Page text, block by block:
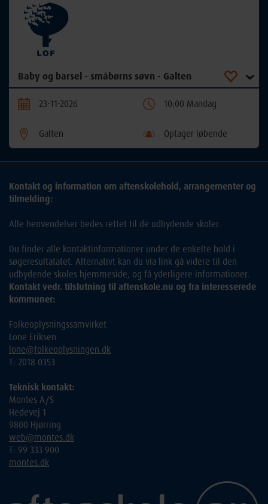
Baby og barsel - småbørns søvn - Galten
23-11-2026 10:00 Mandag
Galten Optager løbende
Kontakt og information om aftenskolehold, arrangementer og
tilmelding:
Alle henvendelser bedes rettet til de udbydende skoler.
Du finder alle kontaktinformationer under de enkelte hold i
søgeresultatatet. Alternativt kan du via link gå videre til den
udbydende skoles hjemmeside, og få yderligere informationer.
Kontakt vedr. tilslutning til aftenskole.nu og fra interesserede
kommuner:
Folkeoplysningssamvirket
Lone Eriksen
lone@folkeoplysningen.dk
T: 2018 0353
Teknisk kontakt:
Montes A/S
Hedevej 1
9800 Hjørring
web@montes.dk
T: 99 333 900
montes.dk